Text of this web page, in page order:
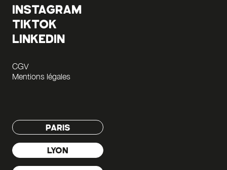
INSTAGRAM
TIKTOK
LINKEDIN
CGV
Mentions légales
PARIS
LYON